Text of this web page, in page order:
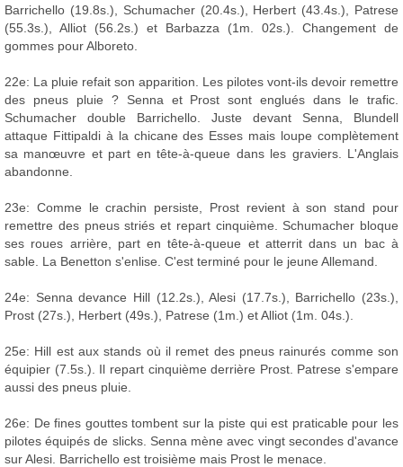
Barrichello (19.8s.), Schumacher (20.4s.), Herbert (43.4s.), Patrese
(55.3s.), Alliot (56.2s.) et Barbazza (1m. 02s.). Changement de
gommes pour Alboreto.
22e: La pluie refait son apparition. Les pilotes vont-ils devoir remettre
des pneus pluie ? Senna et Prost sont englués dans le trafic.
Schumacher double Barrichello. Juste devant Senna, Blundell
attaque Fittipaldi à la chicane des Esses mais loupe complètement
sa manœuvre et part en tête-à-queue dans les graviers. L'Anglais
abandonne.
23e: Comme le crachin persiste, Prost revient à son stand pour
remettre des pneus striés et repart cinquième. Schumacher bloque
ses roues arrière, part en tête-à-queue et atterrit dans un bac à
sable. La Benetton s'enlise. C'est terminé pour le jeune Allemand.
24e: Senna devance Hill (12.2s.), Alesi (17.7s.), Barrichello (23s.),
Prost (27s.), Herbert (49s.), Patrese (1m.) et Alliot (1m. 04s.).
25e: Hill est aux stands où il remet des pneus rainurés comme son
équipier (7.5s.). Il repart cinquième derrière Prost. Patrese s'empare
aussi des pneus pluie.
26e: De fines gouttes tombent sur la piste qui est praticable pour les
pilotes équipés de slicks. Senna mène avec vingt secondes d'avance
sur Alesi. Barrichello est troisième mais Prost le menace.